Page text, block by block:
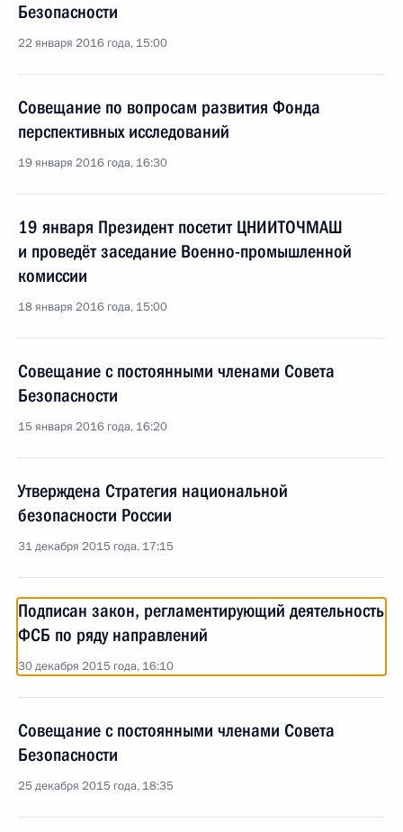
Безопасности
22 января 2016 года, 15:00
Совещание по вопросам развития Фонда
перспективных исследований
19 января 2016 года, 16:30
19 января Президент посетит ЦНИИТОЧМАШ
и проведёт заседание Военно-промышленной
комиссии
18 января 2016 года, 15:00
Совещание с постоянными членами Совета
Безопасности
15 января 2016 года, 16:20
Утверждена Стратегия национальной
безопасности России
31 декабря 2015 года, 17:15
Подписан закон, регламентирующий деятельность
ФСБ по ряду направлений
30 декабря 2015 года, 16:10
Совещание с постоянными членами Совета
Безопасности
25 декабря 2015 года, 18:35